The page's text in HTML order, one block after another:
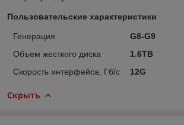
Пользовательские характеристики
Генерация
G8-G9
Объем жесткого диска
1.6TB
Скорость интерфейса, Гб/с
12G
Скрыть